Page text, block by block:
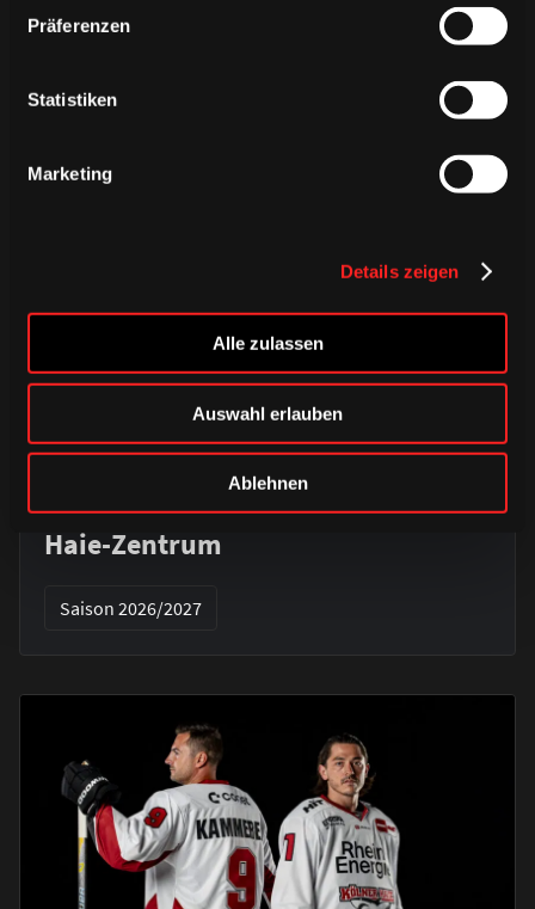
Präferenzen
Statistiken
Marketing
Details zeigen
Alle zulassen
Auswahl erlauben
Ablehnen
ÄHNLICHE NEWS
DONNERSTAG, 06. AUGUST 2026
Alle Infos zum öffentlichen
Trainingsauftakt am Sonntag im
Haie-Zentrum
Saison 2026/2027